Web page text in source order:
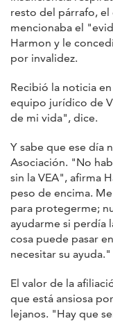
resto del párrafo,
mencionaba el
Harmon y le
por invalidez.
Recibió la noticia
equipo jurídico de
de mi vida", dice.
Y sabe que ese día
Asociación. "No
sin la VEA", afirma
peso de encima.
para protegerme;
ayudarme si perdía
cosa puede pasar
necesitar su ayuda."
El valor de la
que está ansiosa
lejanos. "Hay que